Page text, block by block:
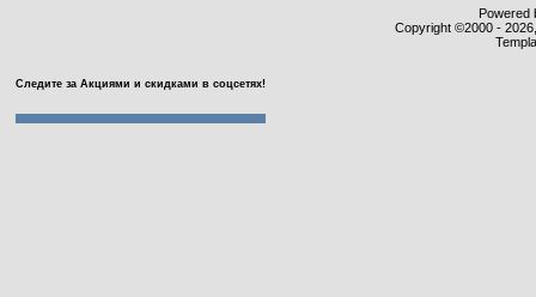
Powered
Copyright ©2000 -
Следите за Акциями и скидками в соцсетях!